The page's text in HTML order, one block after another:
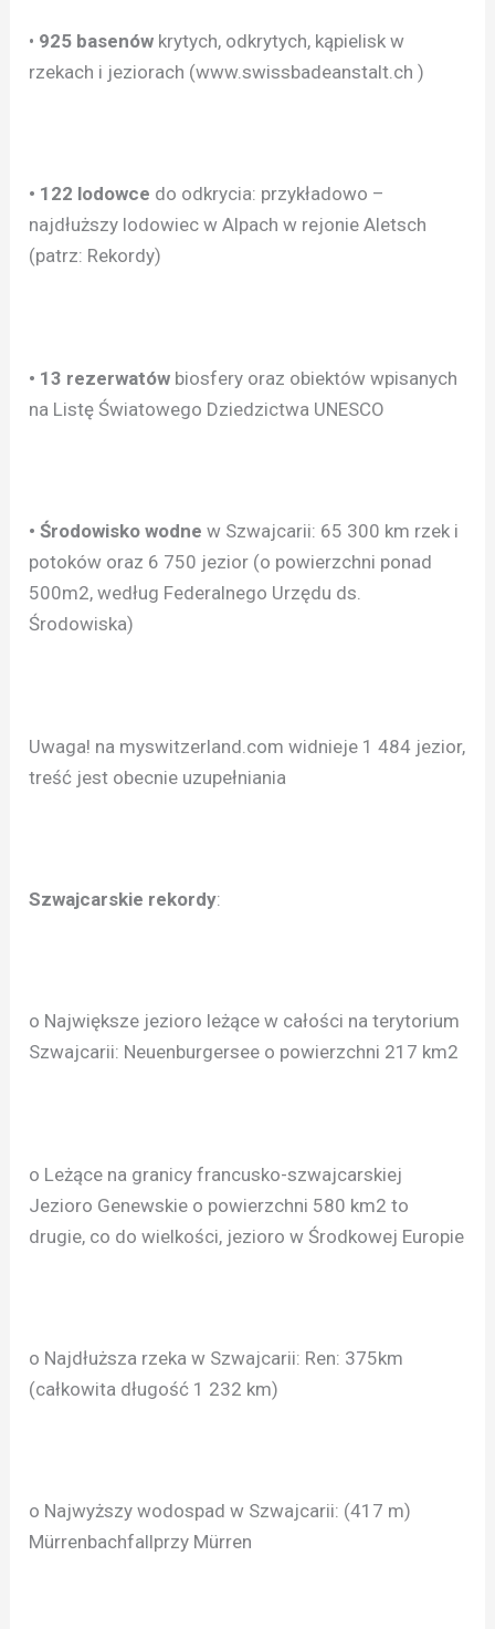
• 925 basenów krytych, odkrytych, kąpielisk w
rzekach i jeziorach (www.swissbadeanstalt.ch )
• 122 lodowce do odkrycia: przykładowo –
najdłuższy lodowiec w Alpach w rejonie Aletsch
(patrz: Rekordy)
• 13 rezerwatów biosfery oraz obiektów wpisanych
na Listę Światowego Dziedzictwa UNESCO
• Środowisko wodne w Szwajcarii: 65 300 km rzek i
potoków oraz 6 750 jezior (o powierzchni ponad
500m2, według Federalnego Urzędu ds.
Środowiska)
Uwaga! na myswitzerland.com widnieje 1 484 jezior,
treść jest obecnie uzupełniania
Szwajcarskie rekordy:
o Największe jezioro leżące w całości na terytorium
Szwajcarii: Neuenburgersee o powierzchni 217 km2
o Leżące na granicy francusko-szwajcarskiej
Jezioro Genewskie o powierzchni 580 km2 to
drugie, co do wielkości, jezioro w Środkowej Europie
o Najdłuższa rzeka w Szwajcarii: Ren: 375km
(całkowita długość 1 232 km)
o Najwyższy wodospad w Szwajcarii: (417 m)
Mürrenbachfallprzy Mürren